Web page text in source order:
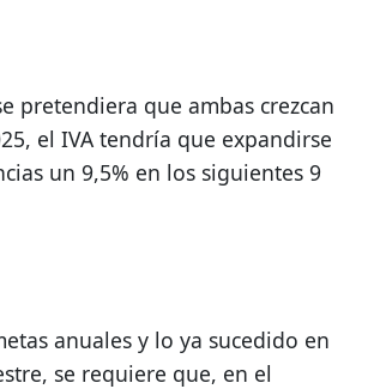
pretendiera que ambas crezcan
el IVA tendría que expandirse
un 9,5% en los siguientes 9
anuales y lo ya sucedido en
se requiere que, en el